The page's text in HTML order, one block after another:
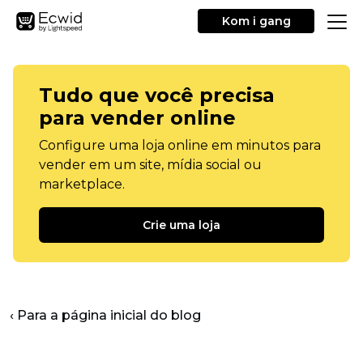
Kom i gang
Tudo que você precisa
para vender online
Configure uma loja online em minutos para
vender em um site, mídia social ou
marketplace.
Crie uma loja
‹ Para a página inicial do blog